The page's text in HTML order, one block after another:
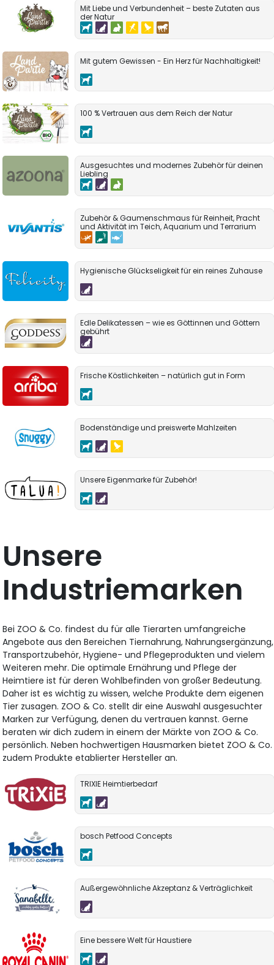
Mit Liebe und Verbundenheit – beste Zutaten aus
der Natur
Mit gutem Gewissen - Ein Herz für Nachhaltigkeit!
100 % Vertrauen aus dem Reich der Natur
Ausgesuchtes und modernes Zubehör für deinen
Liebling
Zubehör & Gaumenschmaus für Reinheit, Pracht
und Aktivität im Teich, Aquarium und Terrarium
Hygienische Glückseligkeit für ein reines Zuhause
Edle Delikatessen – wie es Göttinnen und Göttern
gebührt
Frische Köstlichkeiten – natürlich gut in Form
Bodenständige und preiswerte Mahlzeiten
Unsere Eigenmarke für Zubehör!
Unsere
Industriemarken
Bei ZOO & Co. findest du für alle Tierarten umfangreiche
Angebote aus den Bereichen Tiernahrung, Nahrungsergänzung,
Transportzubehör, Hygiene- und Pflegeprodukten und vielem
Weiteren mehr. Die optimale Ernährung und Pflege der
Heimtiere ist für deren Wohlbefinden von großer Bedeutung.
Daher ist es wichtig zu wissen, welche Produkte dem eigenen
Tier zusagen. ZOO & Co. stellt dir eine Auswahl ausgesuchter
Marken zur Verfügung, denen du vertrauen kannst. Gerne
beraten wir dich zudem in einem der Märkte von ZOO & Co.
persönlich. Neben hochwertigen Hausmarken bietet ZOO & Co.
zudem Produkte etablierter Hersteller an.
TRIXIE Heimtierbedarf
bosch Petfood Concepts
Außergewöhnliche Akzeptanz & Verträglichkeit
Eine bessere Welt für Haustiere